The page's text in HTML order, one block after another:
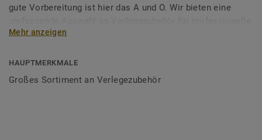
gute Vorbereitung ist hier das A und O. Wir bieten eine
Verleger als auch für Heimwerker.
Mehr anzeigen
HAUPTMERKMALE
Großes Sortiment an Verlegezubehör